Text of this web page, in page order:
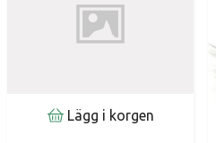
Lägg i korgen